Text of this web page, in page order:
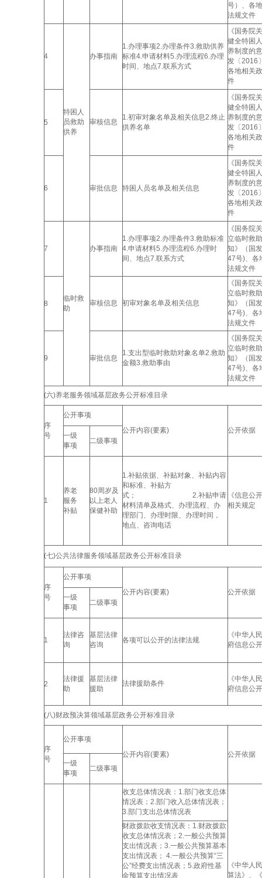
号）、各
法规文件
4
特困人
员救助
供养
办事指南
1.办理事项2.办理条件3.救助供养
标准4.申请材料5.办理流程6.办理
时间、地点7.联系方式
《国务院
健全特困
养制度的
发〔2016
各地相关
件
5 审核信息
1.初审对象名单及相关信息2.终止
供养名单
《国务院
健全特困
养制度的
发〔2016
各地相关
件
6 审批信息 特困人员名单及相关信息
《国务院
健全特困
养制度的
发〔2016
各地相关
件
7
临时救
助
办事指南
1.办理事项2.办理条件3.救助标准
4.申请材料5.办理流程6.办理时
间、地点7.联系方式
《国务院
立临时救
知》（国
47号)、各
法规文件
8 审核信息 初审对象名单及相关信息
《国务院
立临时救
知》（国
47号)、各
法规文件
9 审批信息
1.支出型临时救助对象名单2.救助
金额3.救助事由
《国务院
立临时救
知》（国
47号)、各
法规文件
(六)养老服务领域基层政务公开标准目录
序
号
公开事项
公开内容(要素)
公开依据
一级
事项
二级事项
1
养老
服务
补贴
80周岁及
以上老人
保健补助
1.补贴依据、补贴对象、补贴内容
和标准、补贴方
式； 2.补贴申请
材料清单及格式、办理流程、办
理部门、办理时限、办理时间，
地点、咨询电话
《信息公
相关规定
(七)公共法律服务领域基层政务公开标准目录
序
号
公开事项
公开内容(要素)
公开依据
一级
事项
二级事项
1
法律咨
询
基层法律
咨询
各项可以公开的法律法规
《中华人
府信息公
2
法律援
助
基层法律
援助
法律援助条件
《中华人
府信息公
(八)财政预决算领域基层政务公开标准目录
序
号
公开事项
公开内容(要素)
公开依据
一级
事项
二级事项
收支总体情况表：1.部门收支总体
情况表；2.部门收入总体情况表；
3.部门支出总体情况表
《中华人
算法》、
财政拨款收支情况表：1.财政拨款
收支总体情况表；2.一般公共预算
支出情况表；3.一般公共预算基本
支出情况表； 4.一般公共预算“三
公”经费支出情况表；5.政府性基
金预算支出情况表